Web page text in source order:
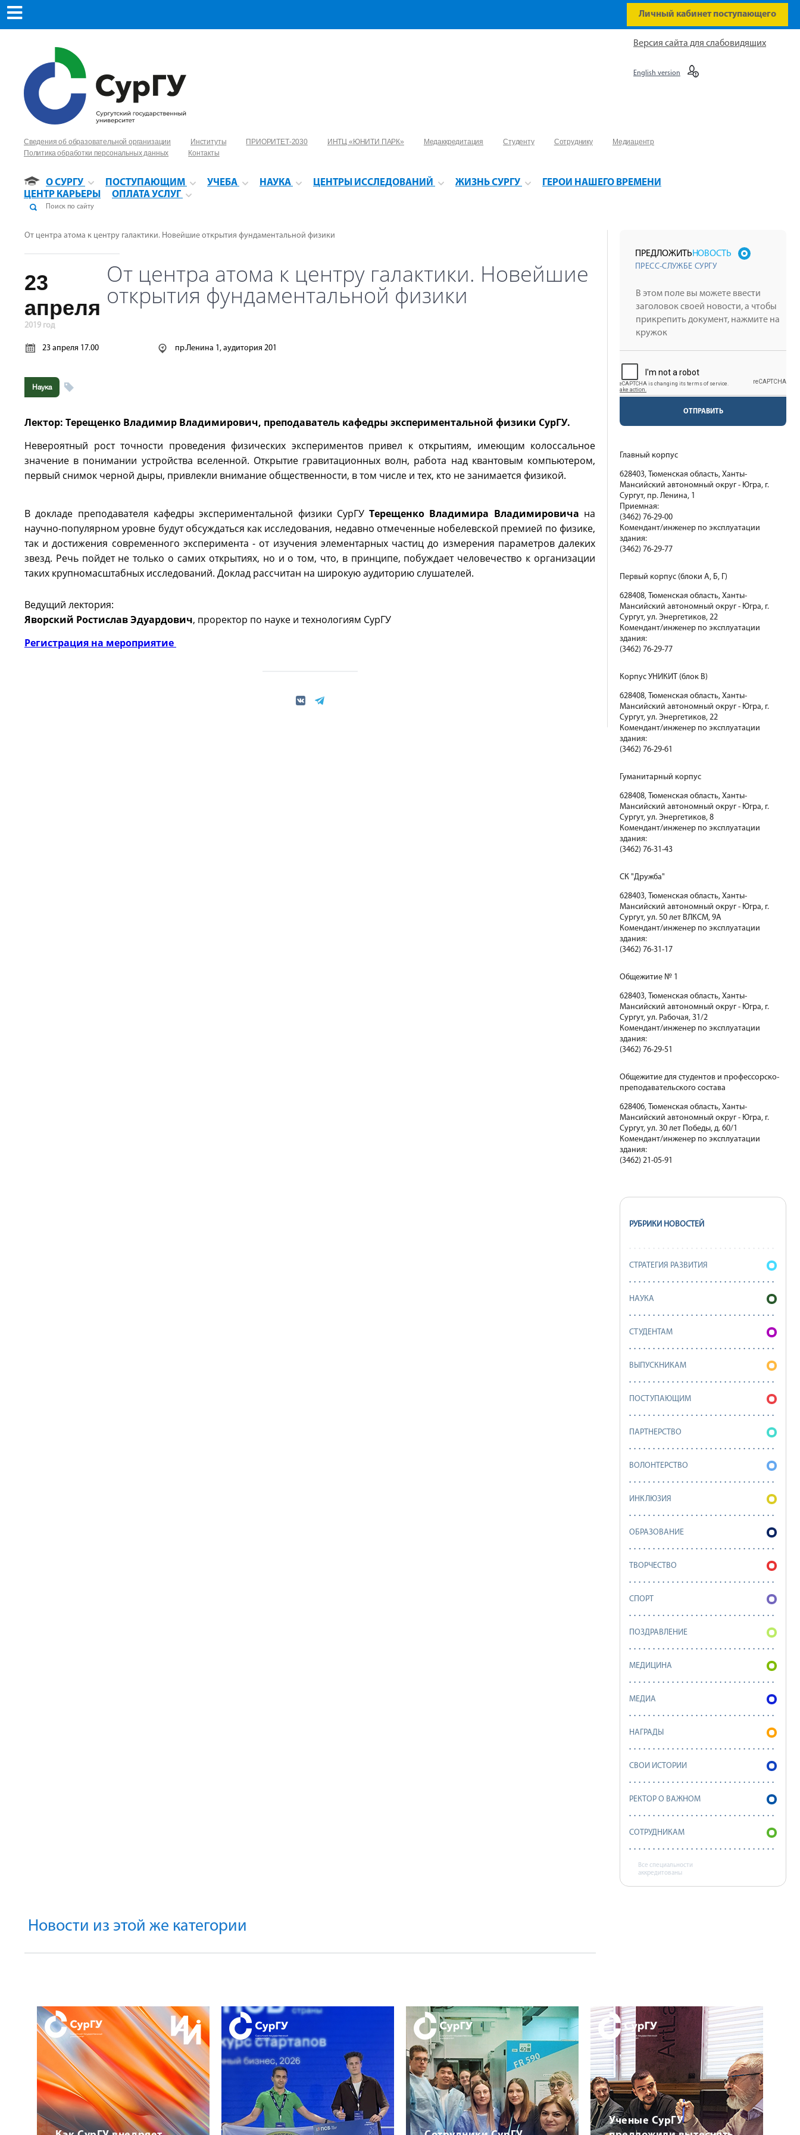
Личный кабинет поступающего
Сведения об образовательной организации Институты ПРИОРИТЕТ-2030 ИНТЦ «ЮНИТИ ПАРК» Медаккредитация Студенту Сотруднику
Медиацентр
Политика обработки персональных данных
Контакты
О СУРГУ ПОСТУПАЮЩИМ УЧЕБА НАУКА ЦЕНТРЫ ИССЛЕДОВАНИЙ ЖИЗНЬ СУРГУ
ГЕРОИ НАШЕГО ВРЕМЕНИ
ЦЕНТР КАРЬЕРЫ
ОПЛАТА УСЛУГ
Версия сайта для слабовидящих
English version
От центра атома к центру галактики. Новейшие открытия фундаментальной физики
23
апреля
2019 год
От центра атома к центру галактики. Новейшие
открытия фундаментальной физики
23 апреля 17.00 пр.Ленина 1, аудитория 201
Наука
Лектор: Терещенко Владимир Владимирович, преподаватель кафедры экспериментальной физики СурГУ.
Невероятный рост точности проведения физических экспериментов привел к открытиям, имеющим колоссальное
значение в понимании устройства вселенной. Открытие гравитационных волн, работа над квантовым компьютером,
первый снимок черной дыры, привлекли внимание общественности, в том числе и тех, кто не занимается физикой.
В докладе преподавателя кафедры экспериментальной физики СурГУТерещенко Владимира Владимировича на
научно-популярном уровне будут обсуждаться как исследования, недавно отмеченные нобелевской премией по физике,
так и достижения современного эксперимента - от изучения элементарных частиц до измерения параметров далеких
звезд. Речь пойдет не только о самих открытиях, но и о том, что, в принципе, побуждает человечество к организации
таких крупномасштабных исследований. Доклад рассчитан на широкую аудиторию слушателей.
Ведущий лектория:
Яворский Ростислав Эдуардович, проректор по науке и технологиям СурГУ
Регистрация на мероприятие
ПРЕДЛОЖИТЬНОВОСТЬ
ПРЕСС-СЛУЖБЕ СУРГУ
ОТПРАВИТЬ
Главный корпус
628403, Тюменская область, Ханты-
Мансийский автономный округ - Югра, г.
Сургут, пр. Ленина, 1
Приемная:
(3462) 76-29-00
Комендант/инженер по эксплуатации
здания:
(3462) 76-29-77
Первый корпус (блоки А, Б, Г)
628408, Тюменская область, Ханты-
Мансийский автономный округ - Югра, г.
Сургут, ул. Энергетиков, 22
Комендант/инженер по эксплуатации
здания:
(3462) 76-29-77
Корпус УНИКИТ (блок В)
628408, Тюменская область, Ханты-
Мансийский автономный округ - Югра, г.
Сургут, ул. Энергетиков, 22
Комендант/инженер по эксплуатации
здания:
(3462) 76-29-61
Гуманитарный корпус
628408, Тюменская область, Ханты-
Мансийский автономный округ - Югра, г.
Сургут, ул. Энергетиков, 8
Комендант/инженер по эксплуатации
здания:
(3462) 76-31-43
СК "Дружба"
628403, Тюменская область, Ханты-
Мансийский автономный округ - Югра, г.
Сургут, ул. 50 лет ВЛКСМ, 9А
Комендант/инженер по эксплуатации
здания:
(3462) 76-31-17
Общежитие № 1
628403, Тюменская область, Ханты-
Мансийский автономный округ - Югра, г.
Сургут, ул. Рабочая, 31/2
Комендант/инженер по эксплуатации
здания:
(3462) 76-29-51
Общежитие для студентов и профессорско-
преподавательского состава
628406, Тюменская область, Ханты-
Мансийский автономный округ - Югра, г.
Сургут, ул. 30 лет Победы, д. 60/1
Комендант/инженер по эксплуатации
здания:
(3462) 21-05-91
РУБРИКИ НОВОСТЕЙ
СТРАТЕГИЯ РАЗВИТИЯ
НАУКА
СТУДЕНТАМ
ВЫПУСКНИКАМ
ПОСТУПАЮЩИМ
ПАРТНЕРСТВО
ВОЛОНТЕРСТВО
ИНКЛЮЗИЯ
ОБРАЗОВАНИЕ
ТВОРЧЕСТВО
СПОРТ
ПОЗДРАВЛЕНИЕ
МЕДИЦИНА
МЕДИА
НАГРАДЫ
СВОИ ИСТОРИИ
РЕКТОР О ВАЖНОМ
СОТРУДНИКАМ
Все специальности
аккредитованы
Новости из этой же категории
Ученые СурГУ